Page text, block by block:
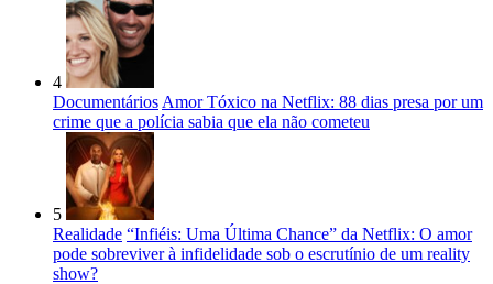
4
Documentários Amor Tóxico na Netflix: 88 dias presa por um
crime que a polícia sabia que ela não cometeu
5
Realidade “Infiéis: Uma Última Chance” da Netflix: O amor
pode sobreviver à infidelidade sob o escrutínio de um reality
show?